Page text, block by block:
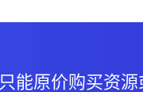
能原价购买资